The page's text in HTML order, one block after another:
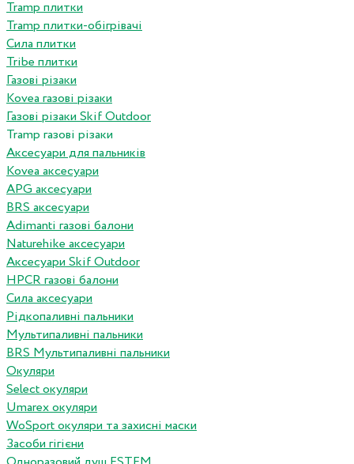
Tramp плитки
Tramp плитки-обігрівачі
Сила плитки
Tribe плитки
Газові різаки
Kovea газові різаки
Газові різаки Skif Outdoor
Tramp газові різаки
Аксесуари для пальників
Kovea аксесуари
APG аксесуари
BRS аксесуари
Adimanti газові балони
Naturehike аксесуари
Аксесуари Skif Outdoor
HPCR газові балони
Сила аксесуари
Рідкопаливні пальники
Мультипаливні пальники
BRS Мультипаливні пальники
Окуляри
Select окуляри
Umarex окуляри
WoSport окуляри та захисні маски
Засоби гігієни